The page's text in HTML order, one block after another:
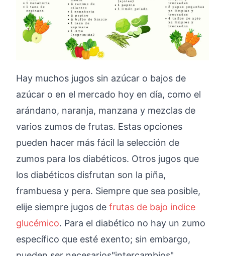
Hay muchos jugos sin azúcar o bajos de
azúcar o en el mercado hoy en día, como el
arándano, naranja, manzana y mezclas de
varios zumos de frutas. Estas opciones
pueden hacer más fácil la selección de
zumos para los diabéticos. Otros jugos que
los diabéticos disfrutan son la piña,
frambuesa y pera. Siempre que sea posible,
elije siempre jugos de frutas de bajo indice
glucémico. Para el diabético no hay un zumo
específico que esté exento; sin embargo,